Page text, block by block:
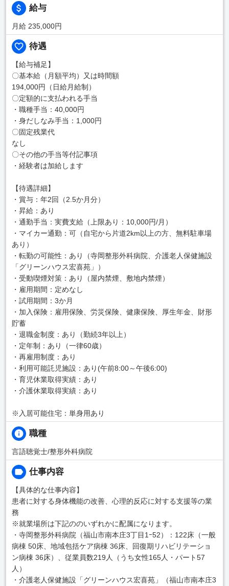
給与
月給 235,000円
待遇
【給与補足】
〇基本給（月額平均）又は時間額
194,000円（日給月給制）
〇定額的に支払われる手当
・職種手当：40,000円
・身だしなみ手当：1,000円
〇固定残業代
なし
〇その他の手当等付記事項
・経験者は加給します
【待遇詳細】
・賞与：年2回（2.5か月分）
・昇給：あり
・通勤手当：実費支給（上限あり：10,000円/月）
・マイカー通勤：可（自宅から片道2km以上の方、無料駐車場
あり）
・転勤の可能性：あり（寺岡整形外科病院、介護老人保健施設
「グリーンハウス宏喜苑」）
・受動喫煙対策：あり（屋内禁煙、敷地内禁煙）
・雇用期間：定めなし
・試用期間：3か月
・加入保険：雇用保険、労災保険、健康保険、厚生年金、財形
貯蓄
・退職金制度：あり（勤続3年以上）
・定年制：あり（一律60歳）
・再雇用制度：あり
・利用可能託児施設：あり(午前8:00～午後6:00)
・育児休業取得実績：あり
・介護休業取得実績：あり
※入居可能住宅：単身用あり
職種
言語聴覚士/整形外科病院
仕事内容
【具体的な仕事内容】
患者に対する身体機能の改善、心理的反応に対する支援等の業
務
※就業場所は下記ののいずれかに配属になります。
・寺岡整形外科病院（福山市南本庄3丁目1ｰ52）：122床（一般
病棟 50床、地域包括ケア病棟 36床、回復期リハビリテーショ
ン病棟 36床）、従業員数219人（うち女性165人・パート57
人）
・介護老人保健施設「グリーンハウス宏喜苑」（福山市南本庄3